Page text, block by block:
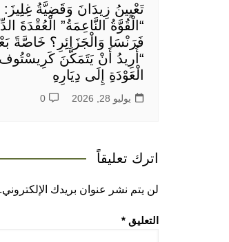
تَعْيِينُ زِيدَانَ وَقَضِيَّةُ
“الْقُوَّةُ النَّاعِمَةُ” الْعُقْدَةَ
فَرَنْسَا وَالْجَزَائِرِ؟ خَاصَّةً
“أُرِيدُ أَنْ يَتَمَكَّنَ
الْعَوْدَةِ إِلَى دِيَارِهِ
يوليو 28, 2026 0
اترك تعليقاً
لن يتم نشر عنوان بريدك الإلكتروني.
التعليق *